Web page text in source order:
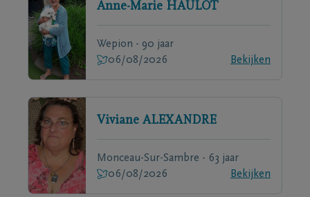
Anne-Marie HAULOT
Wepion - 90 jaar
06/08/2026
Bekijken
Viviane ALEXANDRE
Monceau-Sur-Sambre - 63 jaar
06/08/2026
Bekijken